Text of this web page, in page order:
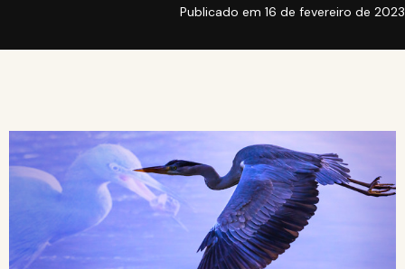
Publicado em 16 de fevereiro de 2023